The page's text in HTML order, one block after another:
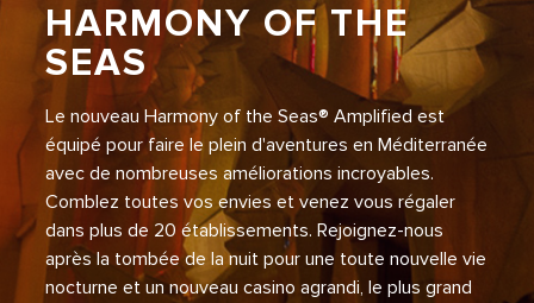
HARMONY OF THE
SEAS
Le nouveau Harmony of the Seas® Amplified est
équipé pour faire le plein d'aventures en Méditerranée
avec de nombreuses améliorations incroyables.
Comblez toutes vos envies et venez vous régaler
dans plus de 20 établissements. Rejoignez-nous
après la tombée de la nuit pour une toute nouvelle vie
nocturne et un nouveau casino agrandi, le plus grand